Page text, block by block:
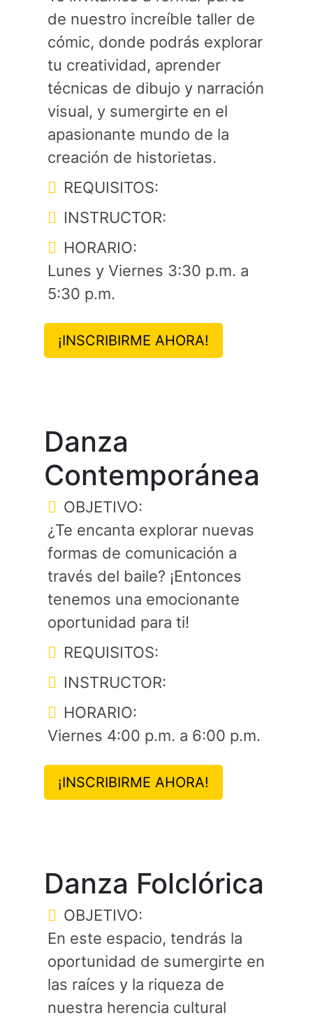
de nuestro increíble taller de
cómic, donde podrás explorar
tu creatividad, aprender
técnicas de dibujo y narración
visual, y sumergirte en el
apasionante mundo de la
creación de historietas.
REQUISITOS:
INSTRUCTOR:
HORARIO:
Lunes y Viernes 3:30 p.m. a
5:30 p.m.
¡INSCRIBIRME AHORA!
Danza
Contemporánea
OBJETIVO:
¿Te encanta explorar nuevas
formas de comunicación a
través del baile? ¡Entonces
tenemos una emocionante
oportunidad para ti!
REQUISITOS:
INSTRUCTOR:
HORARIO:
Viernes 4:00 p.m. a 6:00 p.m.
¡INSCRIBIRME AHORA!
Danza Folclórica
OBJETIVO:
En este espacio, tendrás la
oportunidad de sumergirte en
las raíces y la riqueza de
nuestra herencia cultural